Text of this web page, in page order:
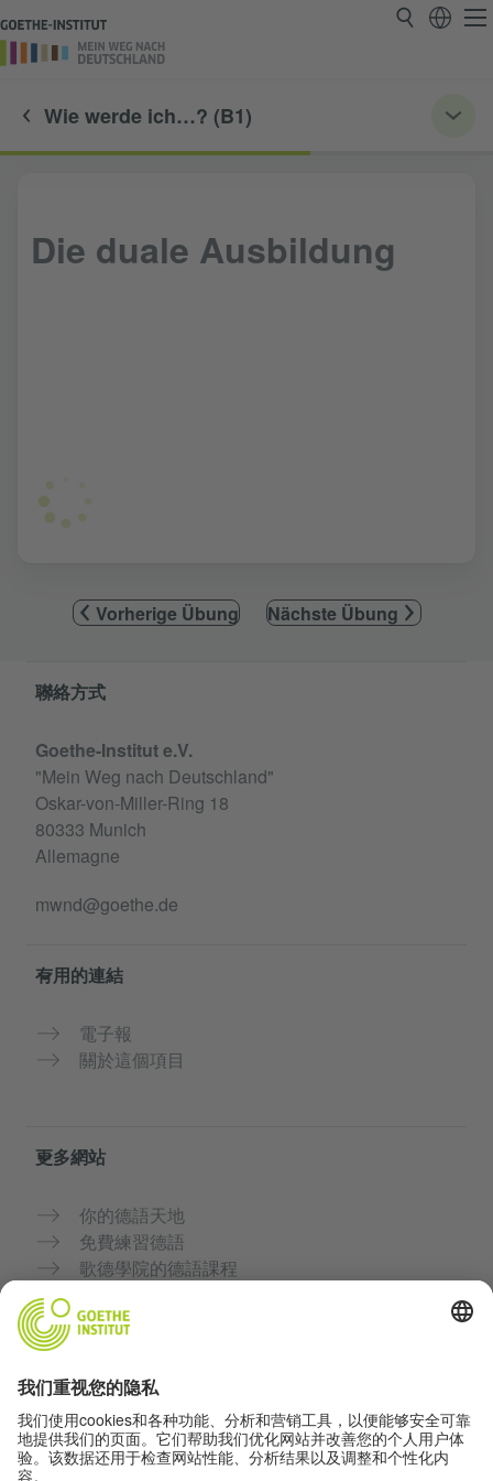
Wie werde ich…? (B1)
Die duale Ausbildung
Vorherige Übung Nächste Übung
Information and services
聯絡方式
Goethe-Institut e.V.
"Mein Weg nach Deutschland"
Oskar-von-Miller-Ring 18
80333 Munich
Allemagne
mwnd@goethe.de
有用的連結
電子報
關於這個項目
更多網站
你的德語天地
免費練習德語
歌德學院的德語課程
隱私與無障礙
隱私設定